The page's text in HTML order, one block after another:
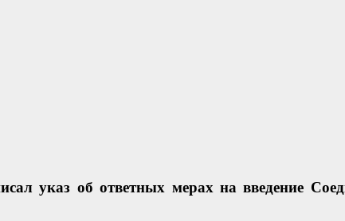
указ об ответных мерах на введение